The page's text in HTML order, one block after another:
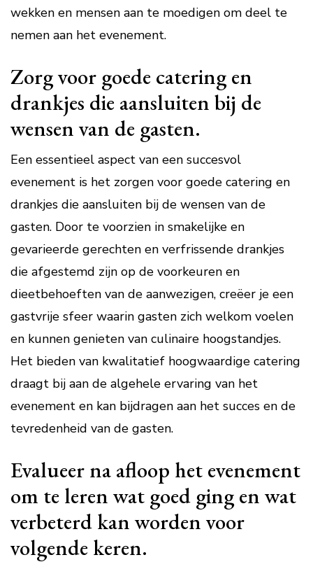
wekken en mensen aan te moedigen om deel te
nemen aan het evenement.
Zorg voor goede catering en
drankjes die aansluiten bij de
wensen van de gasten.
Een essentieel aspect van een succesvol
evenement is het zorgen voor goede catering en
drankjes die aansluiten bij de wensen van de
gasten. Door te voorzien in smakelijke en
gevarieerde gerechten en verfrissende drankjes
die afgestemd zijn op de voorkeuren en
dieetbehoeften van de aanwezigen, creëer je een
gastvrije sfeer waarin gasten zich welkom voelen
en kunnen genieten van culinaire hoogstandjes.
Het bieden van kwalitatief hoogwaardige catering
draagt bij aan de algehele ervaring van het
evenement en kan bijdragen aan het succes en de
tevredenheid van de gasten.
Evalueer na afloop het evenement
om te leren wat goed ging en wat
verbeterd kan worden voor
volgende keren.